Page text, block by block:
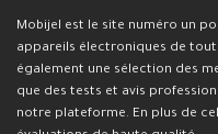
Mobijel est le site numéro un
appareils électroniques de
également une sélection des
que des tests et avis
notre plateforme. En plus de